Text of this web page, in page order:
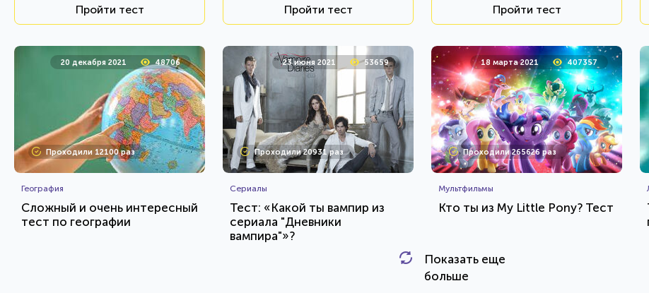
Пройти тест Пройти тест Пройти тест
20 декабря 2021 48706
Проходили 12100 раз
География
Сложный и очень интересный
тест по географии
23 июня 2021 53659
Проходили 20931 раз
Сериалы
Тест: «Какой ты вампир из
сериала "Дневники
вампира"»?
HTML - код
18 марта 2021 407357
Проходили 265626 раз
Мультфильмы
Кто ты из My Little Pony? Тест
Awdienko
Показать еще
больше